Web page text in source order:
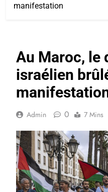
manifestation
Au Maroc, le
israélien
Admin 0 7 Mins